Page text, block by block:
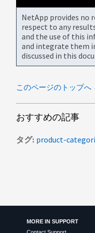
NetApp provides no
respect to any
and the use of this
and integrate them
discussed in this
このページのトップへ
おすすめの記事
タグ product-
MORE IN SUPPORT